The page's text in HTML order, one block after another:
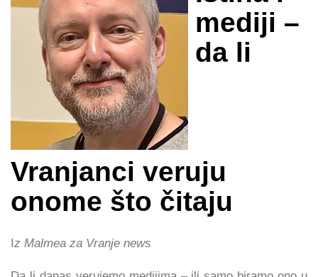
mediji –
da li
Vranjanci veruju
onome što čitaju
Iz Malmea za Vranje news